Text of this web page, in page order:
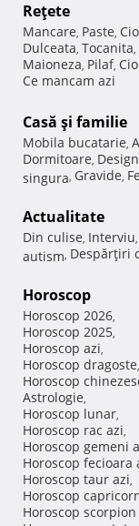
Reţete
Mancare, Paste,
Dulceata, Tocanita,
Maioneza, Pilaf,
Ce mancam azi
Casă şi familie
Mobila bucatarie,
Dormitoare,
singura, Gravide,
Actualitate
Din culise, Interviu,
autism, Despărţiri
Horoscop
Horoscop 2026,
Horoscop 2025,
Horoscop azi,
Horoscop dragoste,
Horoscop
Astrologie,
Horoscop lunar,
Horoscop rac azi,
Horoscop gemeni
Horoscop fecioara
Horoscop taur azi,
Horoscop
Horoscop scorpion